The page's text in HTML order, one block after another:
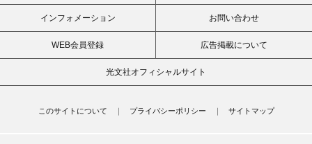
インフォメーション お問い合わせ
WEB会員登録 広告掲載について
光文社オフィシャルサイト
このサイトについて プライバシーポリシー サイトマップ